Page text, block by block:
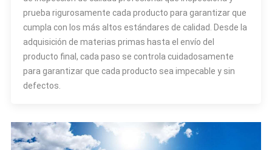
prueba rigurosamente cada producto para garantizar que
cumpla con los más altos estándares de calidad. Desde la
adquisición de materias primas hasta el envío del
producto final, cada paso se controla cuidadosamente
para garantizar que cada producto sea impecable y sin
defectos.